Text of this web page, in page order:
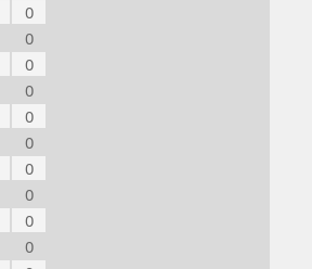
0
0
0
0
0
0
0
0
0
0